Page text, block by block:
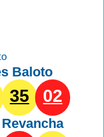
Baloto
35 02
Revancha